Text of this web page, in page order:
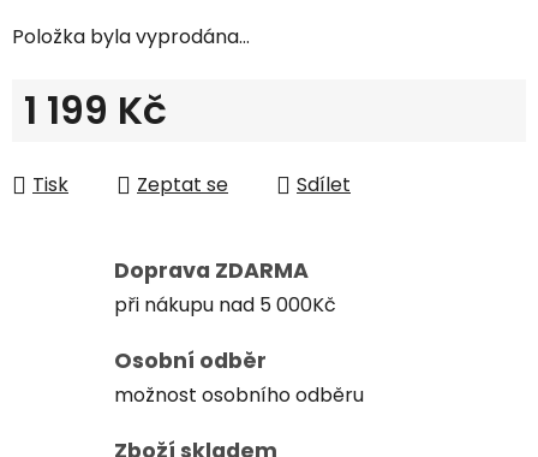
Položka byla vyprodána…
1 199 Kč
Tisk
Zeptat se Sdílet
Doprava ZDARMA
při nákupu nad 5 000Kč
Osobní odběr
možnost osobního odběru